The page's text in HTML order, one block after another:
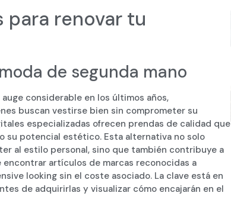
renovar tu
de segunda mano
considerable en los últimos años,
buscan vestirse bien sin comprometer su
especializadas ofrecen prendas de calidad que
su potencial estético. Esta alternativa no solo
al estilo personal, sino que también contribuye a
artículos de marcas reconocidas a
looking sin el coste asociado. La clave está en
de adquirirlas y visualizar cómo encajarán en el